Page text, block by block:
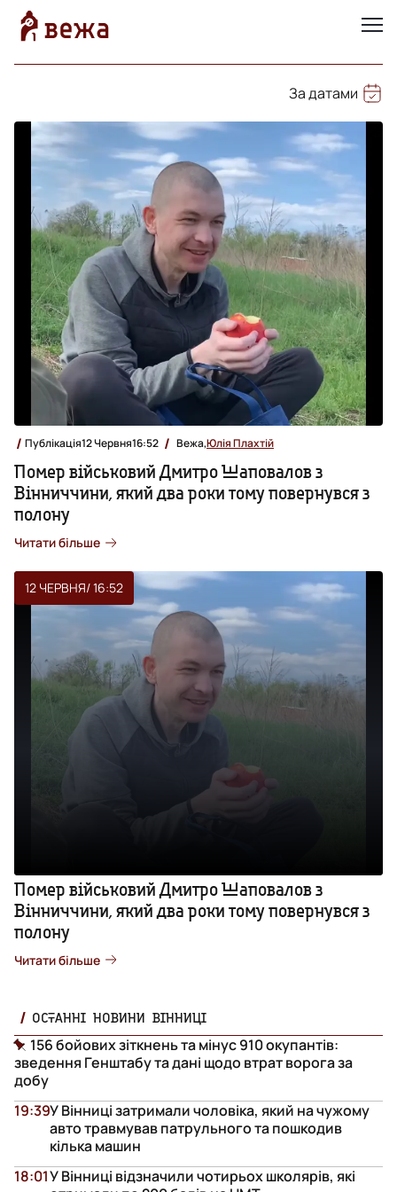
За датами
Публікація12 Червня16:52 Вежа,Юлія Плахтій
Помер військовий Дмитро Шаповалов з
Вінниччини, який два роки тому повернувся з
полону
Читати більше
12 ЧЕРВНЯ/ 16:52
Помер військовий Дмитро Шаповалов з
Вінниччини, який два роки тому повернувся з
полону
Читати більше
ОСТАННІ НОВИНИ ВІННИЦІ
156 бойових зіткнень та мінус 910 окупантів:
зведення Генштабу та дані щодо втрат ворога за
добу
У Вінниці затримали чоловіка, який на чужому
авто травмував патрульного та пошкодив
кілька машин
19:39
У Вінниці відзначили чотирьох школярів, які
18:01